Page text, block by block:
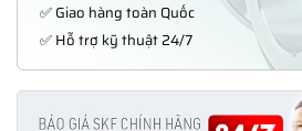
✅ Giao hàng toàn Quốc
✅ Hỗ trợ kỹ thuật 24/7